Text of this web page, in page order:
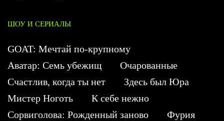
ШОУ И СЕРИАЛЫ
GOAT: Мечтай по-крупному
Аватар: Семь убежищ
Очарованные
Счастлив, когда ты нет
Здесь был Юра
Мистер Ноготь
К себе нежно
Сорвиголова: Рожденный заново
Фурия